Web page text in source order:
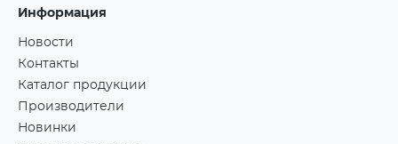
Информация
Новости
Контакты
Каталог продукции
Производители
Новинки